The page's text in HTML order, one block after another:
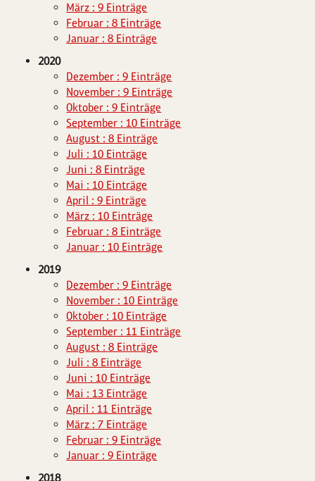
März : 9 Einträge
Februar : 8 Einträge
Januar : 8 Einträge
2020
Dezember : 9 Einträge
November : 9 Einträge
Oktober : 9 Einträge
September : 10 Einträge
August : 8 Einträge
Juli : 10 Einträge
Juni : 8 Einträge
Mai : 10 Einträge
April : 9 Einträge
März : 10 Einträge
Februar : 8 Einträge
Januar : 10 Einträge
2019
Dezember : 9 Einträge
November : 10 Einträge
Oktober : 10 Einträge
September : 11 Einträge
August : 8 Einträge
Juli : 8 Einträge
Juni : 10 Einträge
Mai : 13 Einträge
April : 11 Einträge
März : 7 Einträge
Februar : 9 Einträge
Januar : 9 Einträge
2018